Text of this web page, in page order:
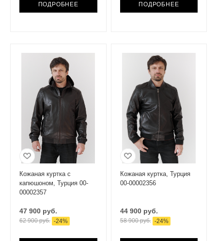
ПОДРОБНЕЕ ПОДРОБНЕЕ
Кожаная куртка с
капюшоном, Турция 00-
00002357
47 900 руб.
62 900 руб. -24%
Кожаная куртка, Турция
00-00002356
44 900 руб.
58 900 руб. -24%